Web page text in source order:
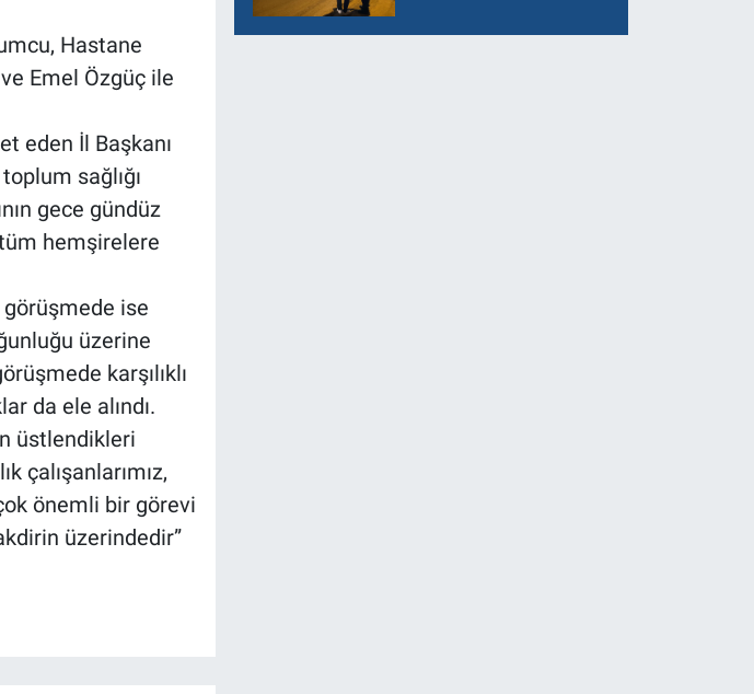
Hastane
Emel Özgüç ile
eden İl Başkanı
sağlığı
gece gündüz
hemşirelere
ise
üzerine
karşılıklı
da ele alındı.
üstlendikleri
çalışanlarımız,
önemli bir görevi
üzerindedir”